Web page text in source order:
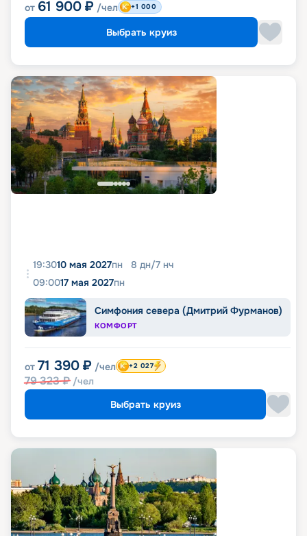
от 61 900 ₽ /чел +1 000
Выбрать круиз
19:3010 мая 2027пн 8 дн/7 нч
09:0017 мая 2027пн
Симфония севера (Дмитрий Фурманов)
КОМФОРТ
от 71 390 ₽ /чел
79 323₽ /чел
+2 027
Выбрать круиз